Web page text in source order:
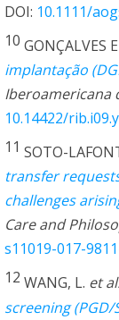
DOI: 10.1111/
10 GONÇALVES
implantação
Iberoamericana
10.14422/
11 SOTO-
transfer
challenges
Care and
s11019-017-
12 WANG, L. et
screening